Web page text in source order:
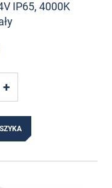
IP65, 4000K